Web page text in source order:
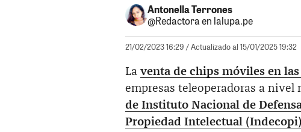
Antonella Terrones
@Redactora en lalupa.pe
21/02/2023 16:29 / Actualizado al 15/01/2025 19:32
La venta de chips móviles en
empresas teleoperadoras a
de Instituto Nacional de
Propiedad Intelectual